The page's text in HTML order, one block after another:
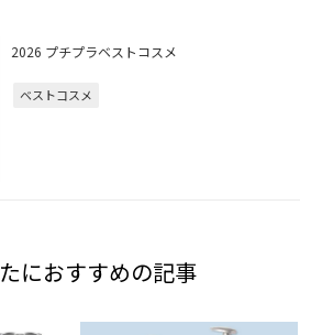
2026 プチプラベストコスメ
ベストコスメ
におすすめの記事